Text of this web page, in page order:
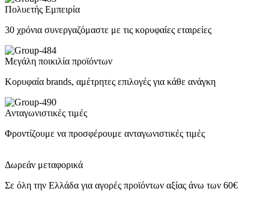
Πολυετής Εμπειρία
30 χρόνια συνεργαζόμαστε με τις κορυφαίες εταιρείες
Μεγάλη ποικιλία προϊόντων
Κορυφαία brands, αμέτρητες επιλογές για κάθε ανάγκη
Ανταγωνιστικές τιμές
Φροντίζουμε να προσφέρουμε ανταγωνιστικές τιμές
Δωρεάν μεταφορικά
Σε όλη την Ελλάδα για αγορές προϊόντων αξίας άνω των 60€